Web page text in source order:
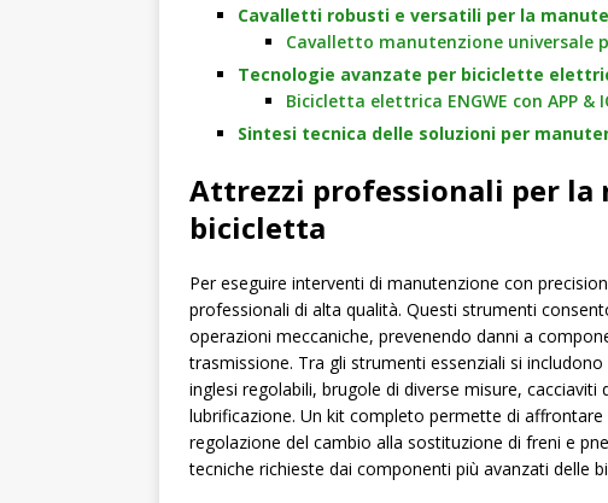
Cavalletti robusti e versatili per la
Cavalletto manutenzione universale
Tecnologie avanzate per biciclette
Bicicletta elettrica ENGWE con APP &
Sintesi tecnica delle soluzioni per
Attrezzi professionali per la
bicicletta
Per eseguire interventi di manutenzione con
professionali di alta qualità. Questi strumenti
operazioni meccaniche, prevenendo danni a
trasmissione. Tra gli strumenti essenziali si
inglesi regolabili, brugole di diverse misure, cacciaviti
lubrificazione. Un kit completo permette di
regolazione del cambio alla sostituzione di freni e
tecniche richieste dai componenti più avanzati delle